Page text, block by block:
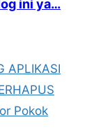
ini ya…
APLIKASI
Pokok